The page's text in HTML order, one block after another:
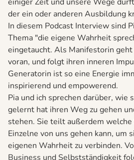
der ein oder anderen Ausbildung
In diesem Podcast Interview sind
Thema "die eigene Wahrheit
eingetaucht. Als Manifestorin
voran, und folgt ihren inneren
Generatorin ist so eine Energie
inspirierend und empowerend.
Pia und ich sprechen darüber, wie
gelernt hat ihren Weg zu gehen
stehen. Sie teilt außerdem
Einzelne von uns gehen kann, um
eigenen Wahrheit zu verbinden.
Business und Selbstständigkeit